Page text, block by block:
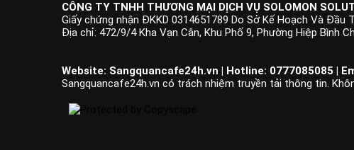
CÔNG TY TNHH THƯƠNG MẠI DỊCH VỤ SOLOMON
Giấy chứng nhận ĐKKD 0314651789 Do Sở Kế Hoạch Và Đầu
Địa chỉ: 472/9/4 Kha Vạn Cân, Khu Phố 9, Phường Hiệp Bình
Website: Sangquancafe24h.vn | Hotline: 0777085085 |
Sangquancafe24h.vn có trách nhiệm truyền tải thông tin.